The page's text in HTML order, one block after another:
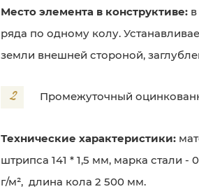
Место элемента в конструктиве:
ряда по одному колу.
земли внешней стороной,
2 Промежуточный
Технические характеристики:
штрипса 141 * 1,5 мм, марка стали -
г/м², длина кола 2 500 мм.